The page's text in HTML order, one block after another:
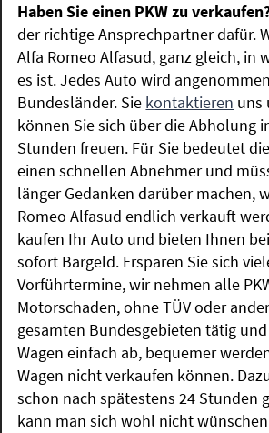
Haben Sie einen PKW zu
der richtige Ansprechpartner dafür.
Alfa Romeo Alfasud, ganz gleich, in
es ist. Jedes Auto wird
Bundesländer. Sie kontaktieren uns
können Sie sich über die Abholung
Stunden freuen. Für Sie bedeutet
einen schnellen Abnehmer und
länger Gedanken darüber machen,
Romeo Alfasud endlich verkauft
kaufen Ihr Auto und bieten Ihnen
sofort Bargeld. Ersparen Sie sich
Vorführtermine, wir nehmen alle
Motorschaden, ohne TÜV oder
gesamten Bundesgebieten tätig
Wagen einfach ab, bequemer
Wagen nicht verkaufen können.
schon nach spätestens 24 Stunden
kann man sich wohl nicht